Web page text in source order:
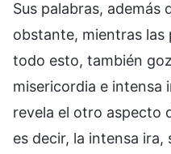
Sus palabras, además
obstante, mientras
todo esto, también
misericordia e intensa
revela el otro aspecto
es decir, la intensa